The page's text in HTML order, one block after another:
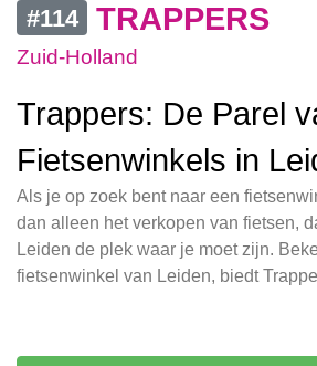
#114 TRAPPERS
Zuid-Holland
Trappers: De Parel
Fietsenwinkels in
Als je op zoek bent naar een
dan alleen het verkopen van fietsen,
Leiden de plek waar je moet zijn.
fietsenwinkel van Leiden, biedt